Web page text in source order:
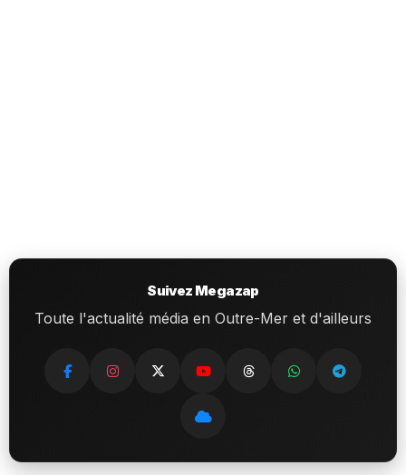
Suivez Megazap
Toute l'actualité média en Outre-Mer et d'ailleurs